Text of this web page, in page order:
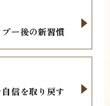
ー後の新習慣
信を取り戻す